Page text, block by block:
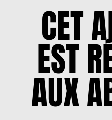
CET
EST
AUX